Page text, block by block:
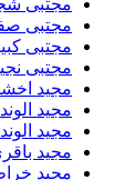
مجتبی
مجتبی
مجتبی
مجید
مجید الوند‎
مجید
مجید
مجید